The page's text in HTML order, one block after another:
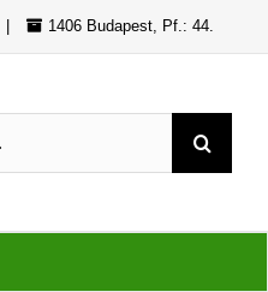
1406 Budapest, Pf.: 44.